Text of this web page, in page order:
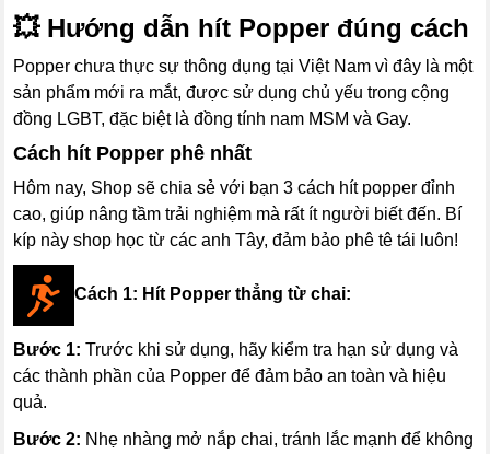
💥 Hướng dẫn hít Popper đúng cách
Popper chưa thực sự thông dụng tại Việt Nam vì đây là một
sản phẩm mới ra mắt, được sử dụng chủ yếu trong cộng
đồng LGBT, đặc biệt là đồng tính nam MSM và Gay.
Cách hít Popper phê nhất
Hôm nay, Shop sẽ chia sẻ với bạn 3 cách hít popper đỉnh
cao, giúp nâng tầm trải nghiệm mà rất ít người biết đến. Bí
kíp này shop học từ các anh Tây, đảm bảo phê tê tái luôn!
Cách 1: Hít Popper thẳng từ chai:
Bước 1: Trước khi sử dụng, hãy kiểm tra hạn sử dụng và
các thành phần của Popper để đảm bảo an toàn và hiệu
quả.
Bước 2: Nhẹ nhàng mở nắp chai, tránh lắc mạnh để không